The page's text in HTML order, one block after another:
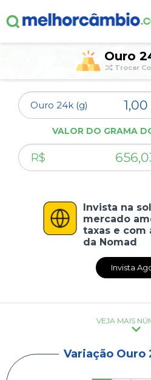
OUTRAS COMMODITIES
ALERTA DE CÂMBIO
DÓLAR HOJE
Ouro
Trocar
Ouro 24k (g)
VALOR DO GRAMA
R$
Invista na
mercado
taxas e com
da Nomad
Invista
VEJA MAIS
Variação Ouro